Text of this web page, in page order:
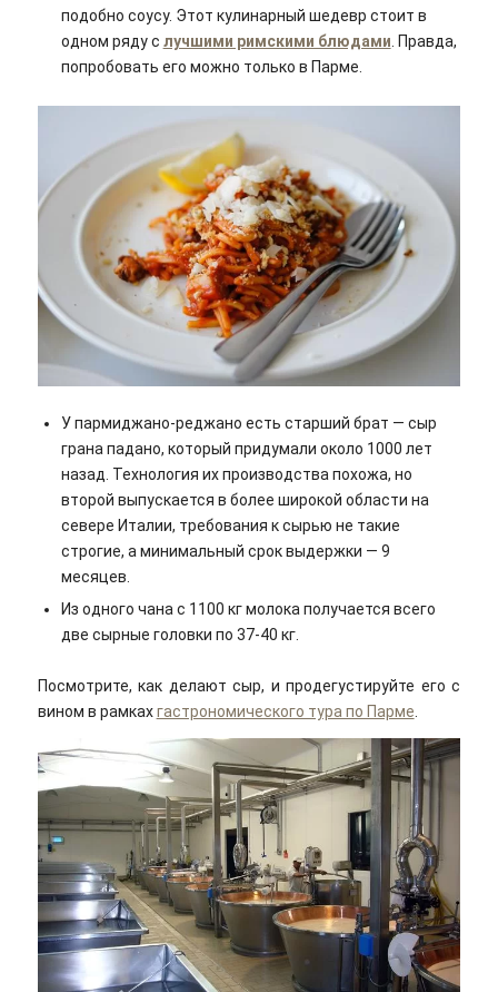
подобно соусу. Этот кулинарный шедевр стоит в
одном ряду с лучшими римскими блюдами . Правда,
попробовать его можно только в Парме.
У пармиджано-реджано есть старший брат — сыр
грана падано, который придумали около 1000 лет
назад. Технология их производства похожа, но
второй выпускается в более широкой области на
севере Италии, требования к сырью не такие
строгие, а минимальный срок выдержки — 9
месяцев.
Из одного чана с 1100 кг молока получается всего
две сырные головки по 37-40 кг.
Посмотрите, как делают сыр, и продегустируйте его с
вином в рамкахгастрономического тура по Парме.